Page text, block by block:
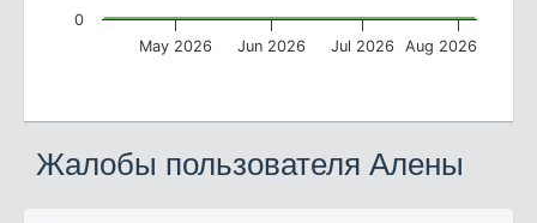
May 2026 Jun 2026 Jul 2026 Aug 2026
0
Жалобы пользователя Алены